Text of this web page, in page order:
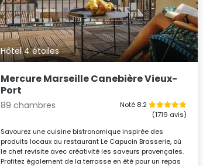
Hôtel 4 étoiles
Mercure Marseille Canebière Vieux-
Port
89 chambres
Noté 8.2
(1719 avis)
Savourez une cuisine bistronomique inspirée des
produits locaux au restaurant Le Capucin Brasserie, où
le chef revisite avec créativité les saveurs provençales.
Profitez également de la terrasse en été pour un repas